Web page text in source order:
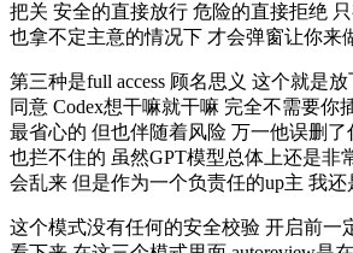
把关 安全的直接放行 危险的直接拒绝
也拿不定主意的情况下 才会弹窗让你来
第三种是full access 顾名思义 这个就是
同意 Codex想干嘛就干嘛 完全不需要你
最省心的 但也伴随着风险 万一他误删
也拦不住的 虽然GPT模型总体上还是非
会乱来 但是作为一个负责任的up主 我还
这个模式没有任何的安全校验 开启前一